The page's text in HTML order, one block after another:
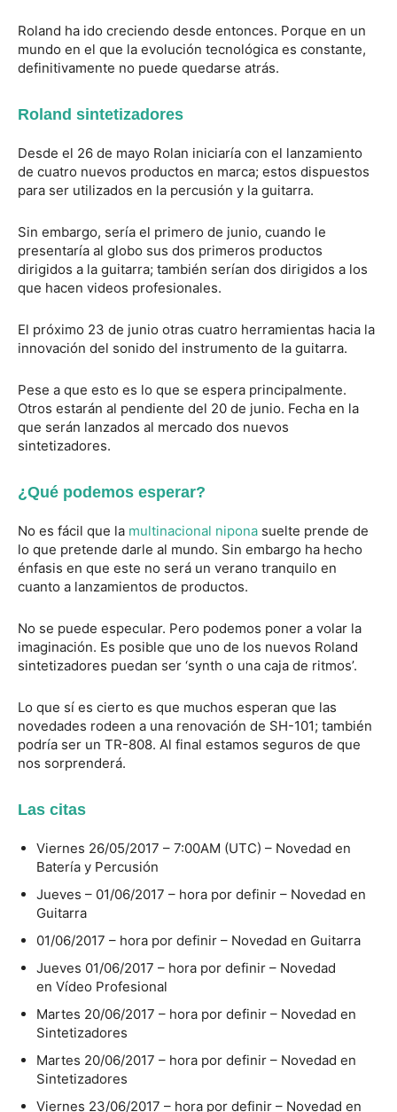
Roland ha ido creciendo desde entonces. Porque en un
mundo en el que la evolución tecnológica es constante,
definitivamente no puede quedarse atrás.
Roland sintetizadores
Desde el 26 de mayo Rolan iniciaría con el lanzamiento
de cuatro nuevos productos en marca; estos dispuestos
para ser utilizados en la percusión y la guitarra.
Sin embargo, sería el primero de junio, cuando le
presentaría al globo sus dos primeros productos
dirigidos a la guitarra; también serían dos dirigidos a los
que hacen videos profesionales.
El próximo 23 de junio otras cuatro herramientas hacia la
innovación del sonido del instrumento de la guitarra.
Pese a que esto es lo que se espera principalmente.
Otros estarán al pendiente del 20 de junio. Fecha en la
que serán lanzados al mercado dos nuevos
sintetizadores.
¿Qué podemos esperar?
No es fácil que la multinacional nipona suelte prende de
lo que pretende darle al mundo. Sin embargo ha hecho
énfasis en que este no será un verano tranquilo en
cuanto a lanzamientos de productos.
No se puede especular. Pero podemos poner a volar la
imaginación. Es posible que uno de los nuevos Roland
sintetizadores puedan ser ‘synth o una caja de ritmos’.
Lo que sí es cierto es que muchos esperan que las
novedades rodeen a una renovación de SH-101; también
podría ser un TR-808. Al final estamos seguros de que
nos sorprenderá.
Las citas
Viernes 26/05/2017 – 7:00AM (UTC) – Novedad en
Batería y Percusión
Jueves – 01/06/2017 – hora por definir – Novedad en
Guitarra
01/06/2017 – hora por definir – Novedad en Guitarra
Jueves 01/06/2017 – hora por definir – Novedad
en Vídeo Profesional
Martes 20/06/2017 – hora por definir – Novedad en
Sintetizadores
Martes 20/06/2017 – hora por definir – Novedad en
Sintetizadores
Viernes 23/06/2017 – hora por definir – Novedad en